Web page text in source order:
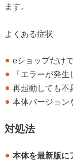
ます。
よくある症状
eショップだけ
「エラーが発
再起動しても不
本体バージョン
対処法
本体を最新版に